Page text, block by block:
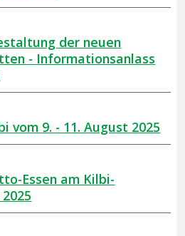
der neuen
- Informationsanlass
vom 9. - 11. August 2025
Essen am Kilbi-